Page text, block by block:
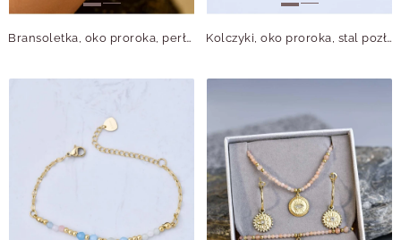
Bransoletka, oko proroka, perły, stal pozłacana, S111297Z02 Kolczyki, oko proroka, stal pozłacana, S211321Z00